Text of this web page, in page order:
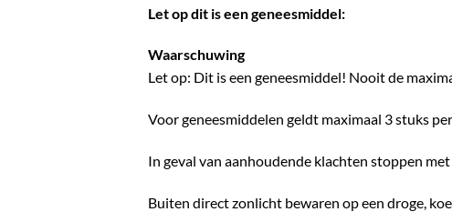
Let op dit is een geneesmiddel:
Waarschuwing
Let op: Dit is een geneesmiddel! Nooit de
Voor geneesmiddelen geldt maximaal 3 stuks
In geval van aanhoudende klachten stoppen
Buiten direct zonlicht bewaren op een droge,